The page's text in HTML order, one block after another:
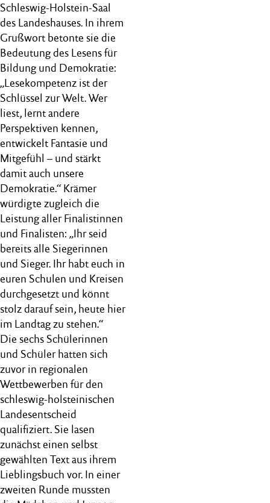
Schleswig-Holstein-Saal
des Landeshauses. In ihrem
Grußwort betonte sie die
Bedeutung des Lesens für
Bildung und Demokratie:
„Lesekompetenz ist der
Schlüssel zur Welt. Wer
liest, lernt andere
Perspektiven kennen,
entwickelt Fantasie und
Mitgefühl – und stärkt
damit auch unsere
Demokratie.“ Krämer
würdigte zugleich die
Leistung aller Finalistinnen
und Finalisten: „Ihr seid
bereits alle Siegerinnen
und Sieger. Ihr habt euch in
euren Schulen und Kreisen
durchgesetzt und könnt
stolz darauf sein, heute hier
im Landtag zu stehen.“
Die sechs Schülerinnen
und Schüler hatten sich
zuvor in regionalen
Wettbewerben für den
schleswig-holsteinischen
Landesentscheid
qualifiziert. Sie lasen
zunächst einen selbst
gewählten Text aus ihrem
Lieblingsbuch vor. In einer
zweiten Runde mussten